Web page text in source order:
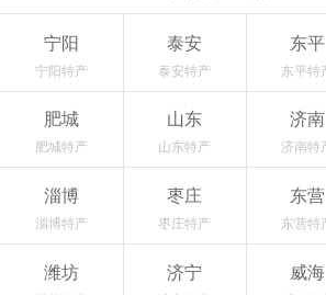
宁阳
宁阳特产
泰安
泰安特产
东平
东平特
肥城
肥城特产
山东
山东特产
济南
济南特
淄博
淄博特产
枣庄
枣庄特产
东营
东营特
潍坊 济宁 威海